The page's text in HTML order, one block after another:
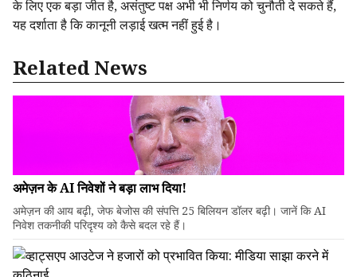
के लिए एक बड़ा जीत है, असंतुष्ट पक्ष अभी भी निर्णय को चुनौती दे सकते हैं,
यह दर्शाता है कि कानूनी लड़ाई खत्म नहीं हुई है।
Related News
अमेज़न के AI निवेशों ने बड़ा लाभ दिया!
अमेज़न की आय बढ़ी, जेफ बेजोस की संपत्ति 25 बिलियन डॉलर बढ़ी। जानें कि AI
निवेश तकनीकी परिदृश्य को कैसे बदल रहे हैं।